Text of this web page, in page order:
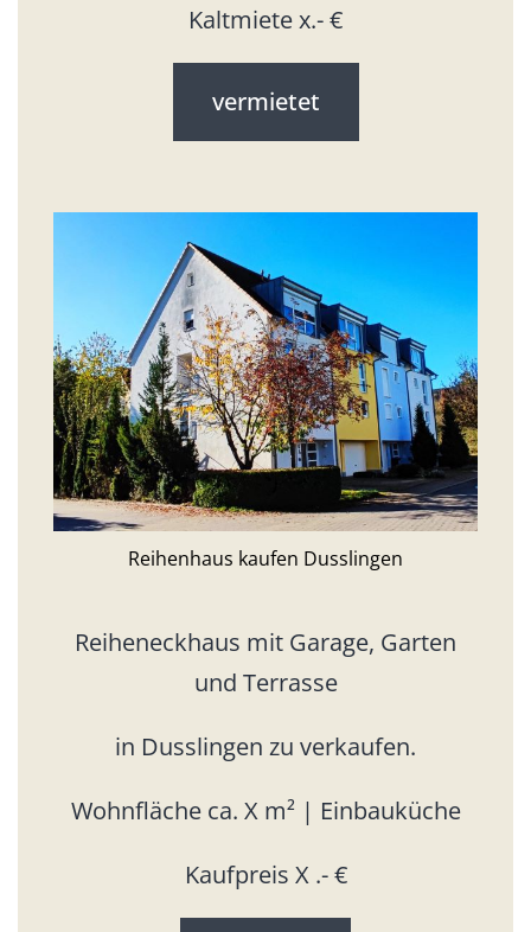
Kaltmiete x.- €
vermietet
Reihenhaus kaufen Dusslingen
Reiheneckhaus mit Garage, Garten
und Terrasse
in Dusslingen zu verkaufen.
Wohnfläche ca. X m² | Einbauküche
Kaufpreis X .- €